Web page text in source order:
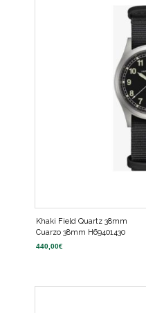
Khaki Field Quartz 38mm
Cuarzo 38mm H69401430
440,00€